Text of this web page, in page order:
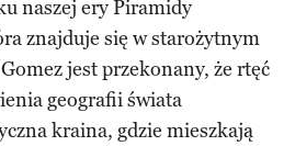
naszej ery Piramidy
znajduje się w starożytnym
jest przekonany, że rtęć
geografii świata
kraina, gdzie mieszkają